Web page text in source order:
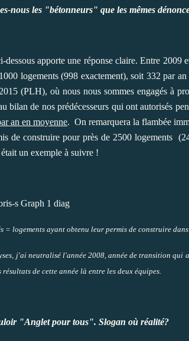
nous les "bétonneurs" que les mêmes
dessous apporte une réponse claire. Entre
logements (998 exactement), soit 332 par
(PLH), où nous nous sommes engagés à
bilan de nos prédécesseurs qui ont autorisés
an en moyenne. On remarquera la flambée
de construire pour près de 2500 logements
un exemple à suivre !
= logements ayant obtenu leur permis de construire dans
j'ai neutralisé l'année 2008, année de transition
de cette année là entre les deux équipes.
"Anglet pour tous". Slogan où réalité?